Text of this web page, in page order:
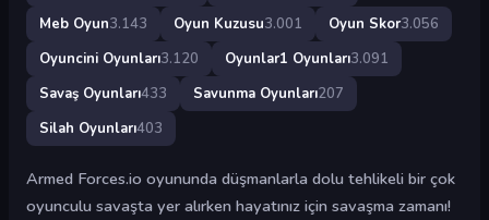
Meb Oyun3.143 Oyun Kuzusu3.001 Oyun Skor3.056
Oyuncini Oyunları3.120 Oyunlar1 Oyunları3.091
Savaş Oyunları433 Savunma Oyunları207
Silah Oyunları403
Armed Forces.io oyununda düşmanlarla dolu tehlikeli bir çok
oyunculu savaşta yer alırken hayatınız için savaşma zamanı!